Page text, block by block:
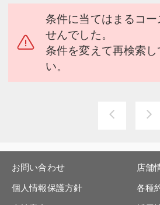
条件に当てはまるコー
せんでした。
条件を変えて再検索し
い。
お問い合わせ 店舗
個人情報保護方針 各種